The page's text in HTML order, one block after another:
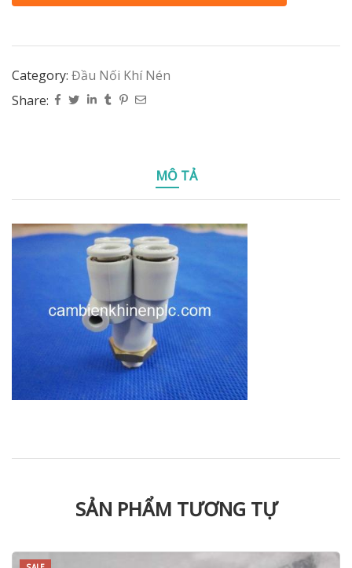
Category: Đầu Nối Khí Nén
Share:
MÔ TẢ
SẢN PHẨM TƯƠNG TỰ